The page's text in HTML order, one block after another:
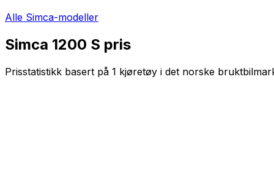
Alle Simca-modeller
Simca 1200 S pris
Prisstatistikk basert på 1 kjøretøy i det norske